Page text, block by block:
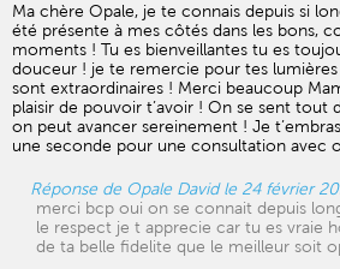
Ma chère Opale, je te connais depuis si
été présente à mes côtés dans les bons,
moments ! Tu es bienveillantes tu es
douceur ! je te remercie pour tes
sont extraordinaires ! Merci beaucoup
plaisir de pouvoir t’avoir ! On se sent tout
on peut avancer sereinement ! Je
une seconde pour une consultation avec
Réponse de Opale David le 24 février
merci bcp oui on se connait depuis
le respect je t apprecie car tu es vraie
de ta belle fidelite que le meilleur soit